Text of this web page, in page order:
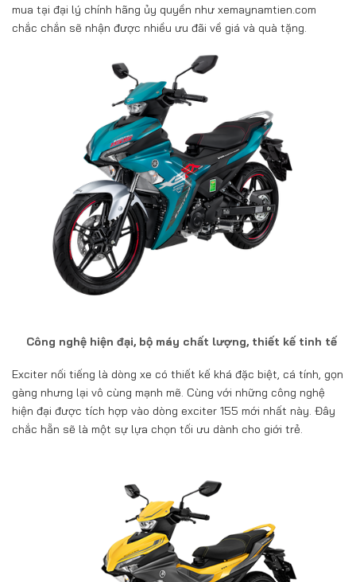
mua tại đại lý chính hãng ủy quyền như xemaynamtien.com
chắc chắn sẽ nhận được nhiều ưu đãi về giá và quà tặng.
Công nghệ hiện đại, bộ máy chất lượng, thiết kế tinh tế
Exciter nối tiếng là dòng xe có thiết kế khá đặc biệt, cá tính, gọn
gàng nhưng lại vô cùng mạnh mẽ. Cùng với những công nghệ
hiện đại được tích hợp vào dòng exciter 155 mới nhất này. Đây
chắc hẵn sẽ là một sự lựa chọn tối ưu dành cho giới trẻ.